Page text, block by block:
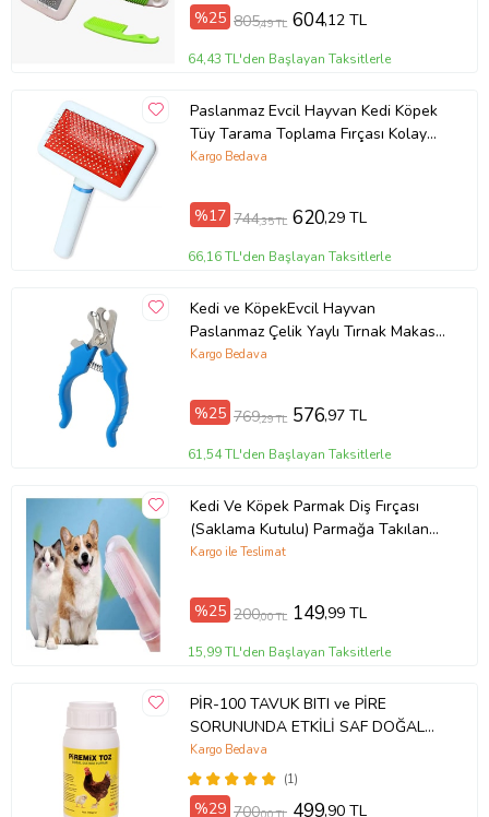
%25 805,49 TL 604,12 TL
64,43 TL'den Başlayan Taksitlerle
Paslanmaz Evcil Hayvan Kedi Köpek
Tüy Tarama Toplama Fırçası Kolay
Temizlenir Bakım Aleti
Kargo Bedava
%17 744,35 TL 620,29 TL
66,16 TL'den Başlayan Taksitlerle
Kedi ve KöpekEvcil Hayvan
Paslanmaz Çelik Yaylı Tırnak Makası
ve Düzeltme
Kargo Bedava
%25 769,29 TL 576,97 TL
61,54 TL'den Başlayan Taksitlerle
Kedi Ve Köpek Parmak Diş Fırçası
(Saklama Kutulu) Parmağa Takılan
Hayvan Diş Kaşıma Fırçası
Kargo ile Teslimat
%25 200,00 TL 149,99 TL
15,99 TL'den Başlayan Taksitlerle
PİR-100 TAVUK BITI ve PİRE
SORUNUNDA ETKİLİ SAF DOĞAL
DİATOM TOPRAK 100 gr Di-Ar
ULTRA PİREMİX
(1)
Kargo Bedava
%29 700 499,90 TL